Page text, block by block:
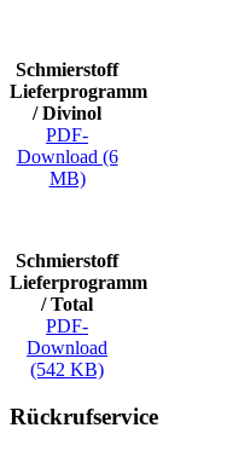
Schmierstoff
Lieferprogramm
/ Divinol
PDF-
Download (6
MB)
Schmierstoff
Lieferprogramm
/ Total
PDF-
Download
(542 KB)
Rückrufservice